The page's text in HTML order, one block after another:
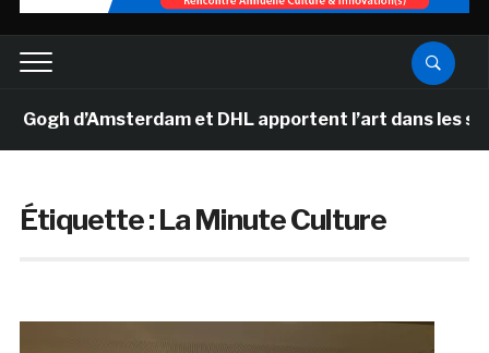
d’Amsterdam et DHL apportent l’art dans les
Étiquette :La Minute Culture